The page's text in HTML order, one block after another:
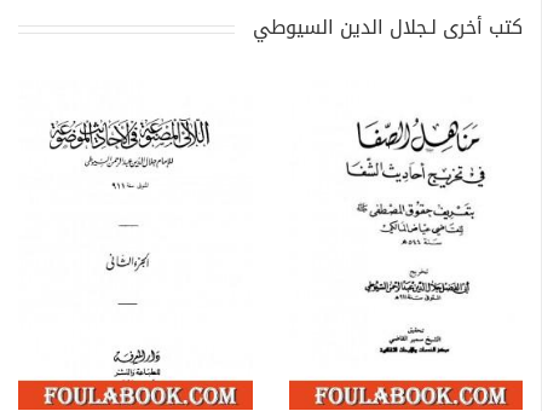
كتب أخرى لـجلال الدين السيوطي